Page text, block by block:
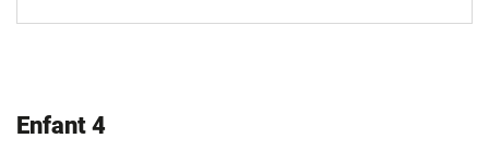
Enfant 4